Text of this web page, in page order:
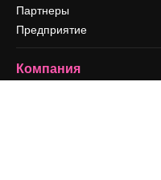
Партнеры
Предприятие
Компания